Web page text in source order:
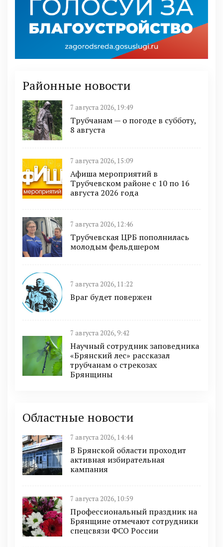
Районные новости
7 августа 2026, 19:49
Трубчанам — о погоде в субботу,
8 августа
7 августа 2026, 15:09
Афиша мероприятий в
Трубчевском районе с 10 по 16
августа 2026 года
7 августа 2026, 12:46
Трубчевская ЦРБ пополнилась
молодым фельдшером
7 августа 2026, 11:22
Враг будет повержен
7 августа 2026, 9:42
Научный сотрудник заповедника
«Брянский лес» рассказал
трубчанам о стрекозах
Брянщины
Областные новости
7 августа 2026, 14:44
В Брянской области проходит
активная избирательная
кампания
7 августа 2026, 10:59
Профессиональный праздник на
Брянщине отмечают сотрудники
спецсвязи ФСО России